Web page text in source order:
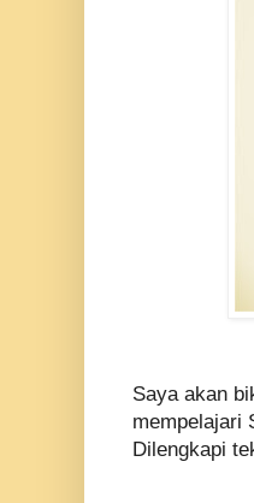
Saya akan
mempelajari
Dilengkapi